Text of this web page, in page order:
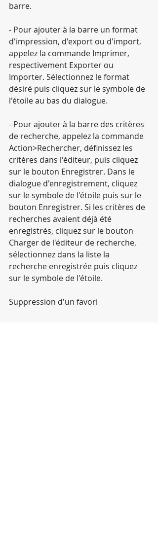
barre.
- Pour ajouter à la barre un format
d'impression, d'export ou d'import,
appelez la commande Imprimer,
respectivement Exporter ou
Importer. Sélectionnez le format
désiré puis cliquez sur le symbole de
l'étoile au bas du dialogue.
- Pour ajouter à la barre des critères
de recherche, appelez la commande
Action>Rechercher, définissez les
critères dans l'éditeur, puis cliquez
sur le bouton Enregistrer. Dans le
dialogue d'enregistrement, cliquez
sur le symbole de l'étoile puis sur le
bouton Enregistrer. Si les critères de
recherches avaient déjà été
enregistrés, cliquez sur le bouton
Charger de l'éditeur de recherche,
sélectionnez dans la liste la
recherche enregistrée puis cliquez
sur le symbole de l'étoile.
Suppression d'un favori